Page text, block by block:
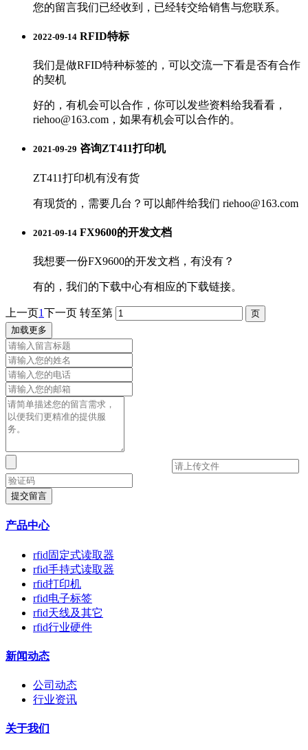
您的留言我们已经收到，已经转交给销售与您联系。
2022-09-14 RFID特标
我们是做RFID特种标签的，可以交流一下看是否有合作
的契机
好的，有机会可以合作，你可以发些资料给我看看，
riehoo@163.com，如果有机会可以合作的。
2021-09-29 咨询ZT411打印机
ZT411打印机有没有货
有现货的，需要几台？可以邮件给我们 riehoo@163.com
2021-09-14 FX9600的开发文档
我想要一份FX9600的开发文档，有没有？
有的，我们的下载中心有相应的下载链接。
上一页1下一页 转至第
加载更多
提交留言
产品中心
rfid固定式读取器
rfid手持式读取器
rfid打印机
rfid电子标签
rfid天线及其它
rfid行业硬件
新闻动态
公司动态
行业资讯
关于我们